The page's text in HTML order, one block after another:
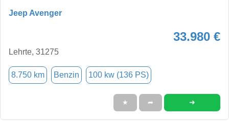
Jeep Avenger
33.980 €
Lehrte, 31275
8.750 km Benzin 100 kw (136 PS)
★ ➦ ➜